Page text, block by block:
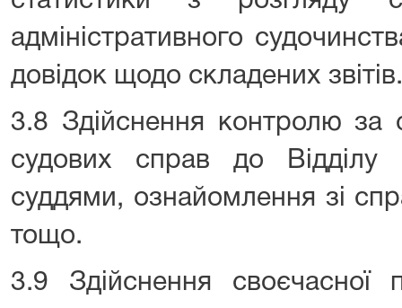
адміністративного
довідок щодо складених звітів.
3.8 Здійснення контролю за
судових справ до Відділу
суддями, ознайомлення зі
тощо.
3.9 Здійснення своєчасної